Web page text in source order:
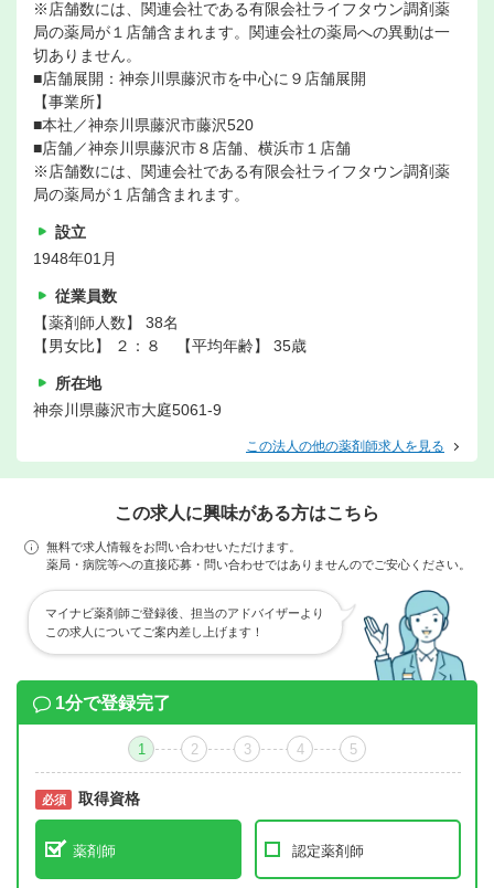
※店舗数には、関連会社である有限会社ライフタウン調剤薬
局の薬局が１店舗含まれます。関連会社の薬局への異動は一
切ありません。
■店舗展開：神奈川県藤沢市を中心に９店舗展開
【事業所】
■本社／神奈川県藤沢市藤沢520
■店舗／神奈川県藤沢市８店舗、横浜市１店舗
※店舗数には、関連会社である有限会社ライフタウン調剤薬
局の薬局が１店舗含まれます。
設立
1948年01月
従業員数
【薬剤師人数】 38名
【男女比】 ２：８ 【平均年齢】 35歳
所在地
神奈川県藤沢市大庭5061-9
この法人の他の薬剤師求人を見る
この求人に興味がある方はこちら
無料で求人情報をお問い合わせいただけます。
薬局・病院等への直接応募・問い合わせではありませんのでご安心ください。
マイナビ薬剤師ご登録後、担当のアドバイザーより
この求人についてご案内差し上げます！
1分で登録完了
1 2 3 4 5
必須 取得資格
薬剤師 認定薬剤師